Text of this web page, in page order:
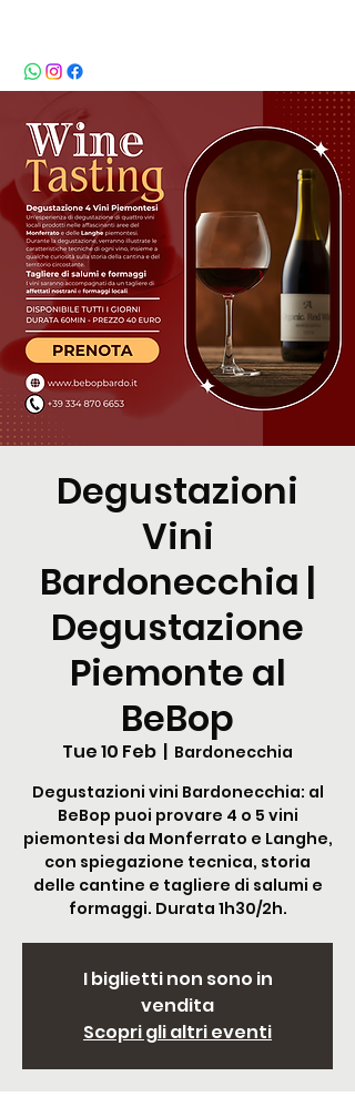
Degustazioni
Vini
Bardonecchia |
Degustazione
Piemonte al
BeBop
Tue 10 Feb
  |
Bardonecchia
Degustazioni vini Bardonecchia: al
BeBop puoi provare 4 o 5 vini
piemontesi da Monferrato e Langhe,
con spiegazione tecnica, storia
delle cantine e tagliere di salumi e
formaggi. Durata 1h30/2h.
I biglietti non sono in
vendita
Scopri gli altri eventi